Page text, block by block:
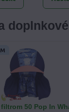
50 Pop In